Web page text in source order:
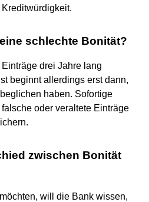
schlechte Bonität?
drei Jahre lang
beginnt allerdings erst dann,
haben. Sofortige
oder veraltete Einträge
zwischen Bonität
will die Bank wissen,